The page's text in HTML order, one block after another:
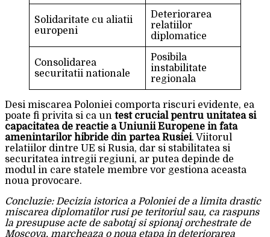
Solidaritate cu aliatii
europeni
Deteriorarea
relatiilor
diplomatice
Consolidarea
securitatii nationale
Posibila
instabilitate
regionala
Desi miscarea Poloniei comporta riscuri evidente, ea
poate fi privita si ca un test crucial pentru unitatea si
capacitatea de reactie a Uniunii Europene in fata
amenintarilor hibride din partea Rusiei. Viitorul
relatiilor dintre UE si Rusia, dar si stabilitatea si
securitatea intregii regiuni, ar putea depinde de
modul in care statele membre vor gestiona aceasta
noua provocare.
Concluzie: Decizia istorica a Poloniei de a limita drastic
miscarea diplomatilor rusi pe teritoriul sau, ca raspuns
la presupuse acte de sabotaj si spionaj orchestrate de
Moscova, marcheaza o noua etapa in deteriorarea